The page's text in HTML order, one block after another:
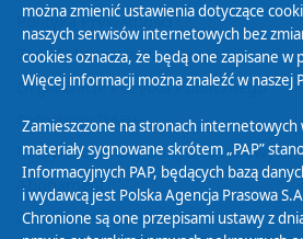
Polityka Prywatności
Zasady korzystania z Serwisu
Organizacje Pożytku Publicznego
Cyfryzacja DAB+
Polityka ochrony danych osobowych
Abonament
Zamówienia publiczne
można zmienić ustawienia dotyczące
naszych serwisów internetowych bez
cookies oznacza, że będą one zapisane w
Więcej informacji można znaleźć w naszej
Zamieszczone na stronach
materiały sygnowane skrótem „PAP”
Informacyjnych PAP, będących bazą
i wydawcą jest Polska Agencja Prasowa
Chronione są one przepisami ustawy z